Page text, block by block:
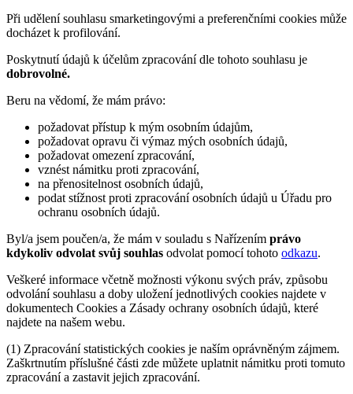
Při udělení souhlasu smarketingovými a preferenčními cookies může
docházet k profilování.
Poskytnutí údajů k účelům zpracování dle tohoto souhlasu je
dobrovolné.
Beru na vědomí, že mám právo:
požadovat přístup k mým osobním údajům,
požadovat opravu či výmaz mých osobních údajů,
požadovat omezení zpracování,
vznést námitku proti zpracování,
na přenositelnost osobních údajů,
podat stížnost proti zpracování osobních údajů u Úřadu pro
ochranu osobních údajů.
Byl/a jsem poučen/a, že mám v souladu s Nařízením právo
kdykoliv odvolat svůj souhlas odvolat pomocí tohoto odkazu.
Veškeré informace včetně možnosti výkonu svých práv, způsobu
odvolání souhlasu a doby uložení jednotlivých cookies najdete v
dokumentech Cookies a Zásady ochrany osobních údajů, které
najdete na našem webu.
(1) Zpracování statistických cookies je naším oprávněným zájmem.
Zaškrtnutím příslušné části zde můžete uplatnit námitku proti tomuto
zpracování a zastavit jejich zpracování.